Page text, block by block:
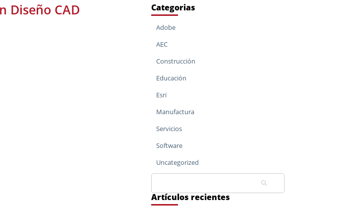
Diseño CAD Categorias
Adobe
AEC
Construcción
Educación
Esri
Manufactura
Servicios
Software
Uncategorized
Artículos recientes